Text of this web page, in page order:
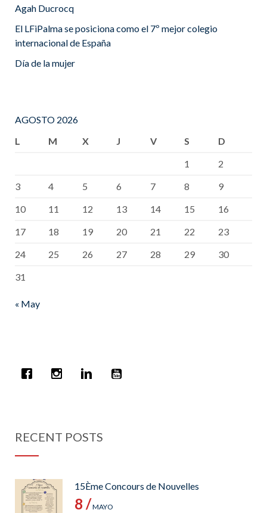
Agah Ducrocq
El LFiPalma se posiciona como el 7º mejor colegio
internacional de España
Día de la mujer
AGOSTO 2026
L
M X J V S
D
1
2
3
4 5 6 7 8
9
10
11 12 13 14 15
16
17
18 19 20 21 22
23
24
25 26 27 28 29
30
31
« May
RECENT POSTS
15Ème Concours de Nouvelles
8 /MAYO